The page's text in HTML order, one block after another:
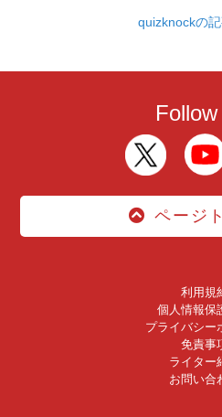
quizknockの
ページ
利用規
個人情報保
プライバシー
免責事
ライター
お問い合